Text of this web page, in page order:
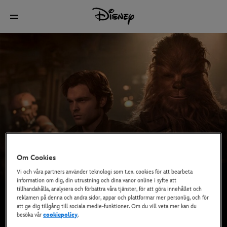
Om Cookies
Vi och våra partners använder teknologi som t.ex. cookies för att bearbeta
information om dig, din utrustning och dina vanor online i syfte att
tillhandahålla, analysera och förbättra våra tjänster, för att göra innehållet och
reklamen på denna och andra sidor, appar och plattformar mer personlig, och för
att ge dig tillgång till sociala medie-funktioner. Om du vill veta mer kan du
besöka vårcookiepolicy.